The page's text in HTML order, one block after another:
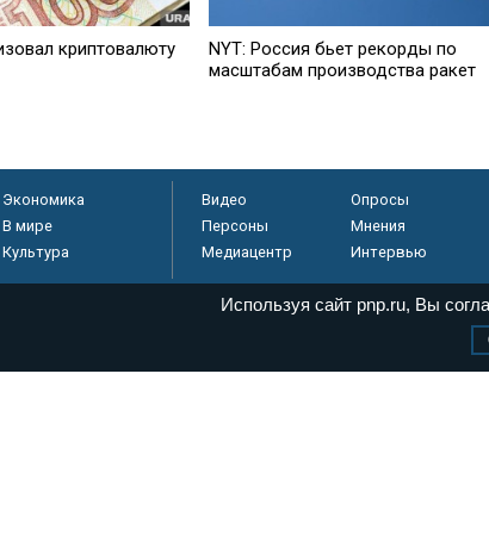
криптовалюту
NYT: Россия бьет рекорды по
масштабам производства ракет
Экономика
В мире
Культура
Видео Опросы
Персоны
Мнения
Медиацентр
Интервью
в сфере связи, информационных технологий и
Используя сайт pnp.ru, Вы